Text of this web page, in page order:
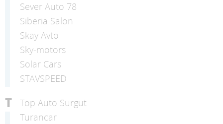
Sever Auto 78
Siberia Salon
Skay Avto
Sky-motors
Solar Cars
STAVSPEED
T
Top Auto Surgut
Turancar